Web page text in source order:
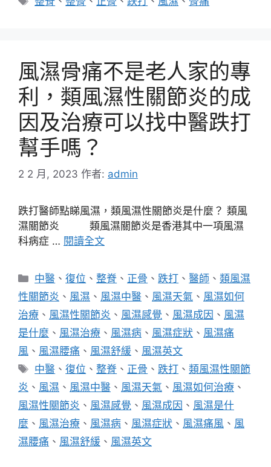
風濕骨痛不是老人家的專
利，類風濕性關節炎的成
因及治療可以找中醫跌打
幫手嗎？
2 2 月, 2023 作者: admin
跌打醫師點睇風濕，類風濕性關節炎是什麼？ 類風
濕關節炎 類風濕關節炎是香港其中一項風濕
科病症 … 閱讀全文
分
類
中醫 、復位 、整脊 、 正骨 、跌打 、醫師 、類風濕
性關節炎 、 風濕 、 風濕中醫 、 風濕天氣 、 風濕如何
治療 、 風濕性關節炎 、 風濕感覺 、 風濕成因 、 風濕
是什麼 、 風濕治療 、 風濕病 、 風濕症狀 、 風濕痛
風 、 風濕腰痛 、 風濕舒緩 、 風濕英文
標
籤
中醫 、復位 、整脊 、 正骨 、跌打 、類風濕性關節
炎 、 風濕 、 風濕中醫 、 風濕天氣 、 風濕如何治療 、
風濕性關節炎 、 風濕感覺 、 風濕成因 、 風濕是什
麼 、 風濕治療 、 風濕病 、 風濕症狀 、 風濕痛風 、 風
濕腰痛 、 風濕舒緩 、 風濕英文